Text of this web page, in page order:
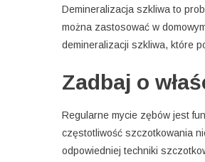
Demineralizacja szkliwa to
można zastosować w
demineralizacji szkliwa, które
Zadbaj o
Regularne mycie zębów jest
częstotliwość szczotkowania
odpowiedniej techniki